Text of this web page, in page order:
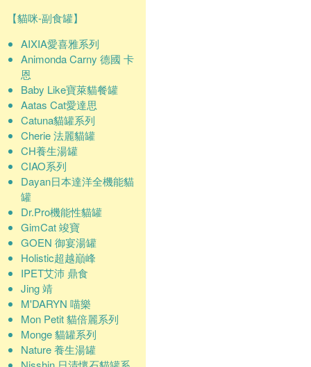
【貓咪-副食罐】
AIXIA愛喜雅系列
Animonda Carny 德國 卡
恩
Baby Like寶萊貓餐罐
Aatas Cat愛達思
Catuna貓罐系列
Cherie 法麗貓罐
CH養生湯罐
CIAO系列
Dayan日本達洋全機能貓
罐
Dr.Pro機能性貓罐
GimCat 竣寶
GOEN 御宴湯罐
Holistic超越巔峰
IPET艾沛 鼎食
Jing 靖
M'DARYN 喵樂
Mon Petit 貓倍麗系列
Monge 貓罐系列
Nature 養生湯罐